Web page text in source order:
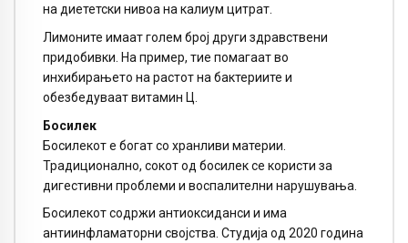
на диететски нивоа на калиум цитрат.
Лимоните имаат голем број други здравствени
придобивки. На пример, тие помагаат во
инхибирањето на растот на бактериите и
обезбедуваат витамин Ц.
Босилек
Босилекот е богат со хранливи материи.
Традиционално, сокот од босилек се користи за
дигестивни проблеми и воспалителни нарушувања.
Босилекот содржи антиоксиданси и има
антиинфламаторни својства. Студија од 2020 година